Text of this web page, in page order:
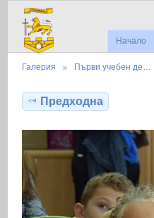
Начало
Галерия Първи учебен де…
Предходна